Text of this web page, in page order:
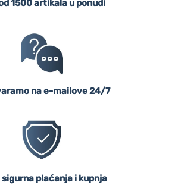
1500 artikala u ponudi
na e-mailove 24/7
sigurna plaćanja i kupnja